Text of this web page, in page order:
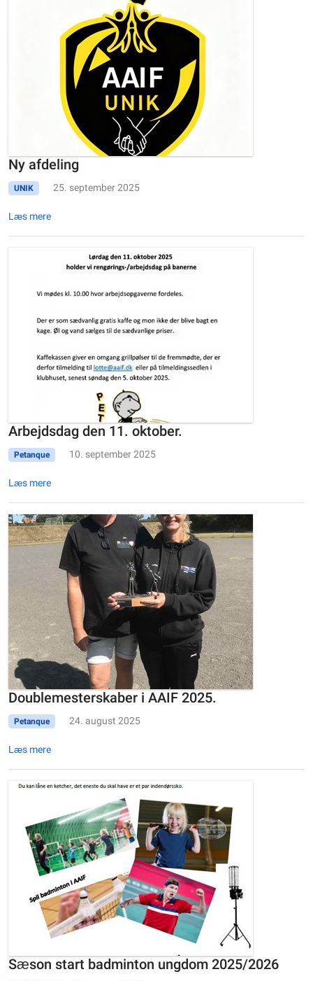
Ny afdeling
UNIK 25. september 2025
Læs mere
Arbejdsdag den 11. oktober.
Petanque 10. september 2025
Læs mere
Doublemesterskaber i AAIF 2025.
Petanque 24. august 2025
Læs mere
Sæson start badminton ungdom 2025/2026